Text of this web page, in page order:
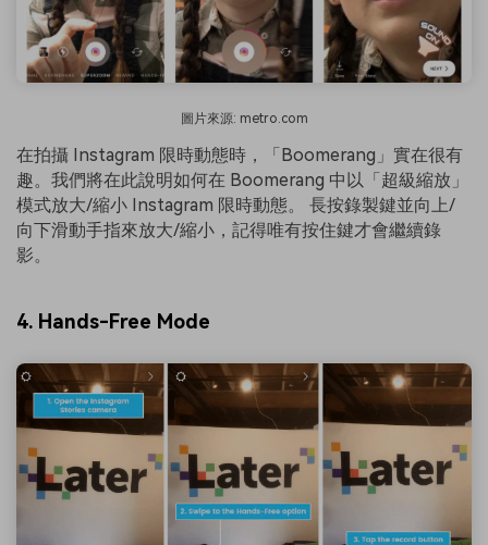
圖片來源: metro.com
在拍攝 Instagram 限時動態時，「Boomerang」實在很有
趣。我們將在此說明如何在 Boomerang 中以「超級縮放」
模式放大/縮小 Instagram 限時動態。 長按錄製鍵並向上/
向下滑動手指來放大/縮小，記得唯有按住鍵才會繼續錄
影。
4. Hands-Free Mode